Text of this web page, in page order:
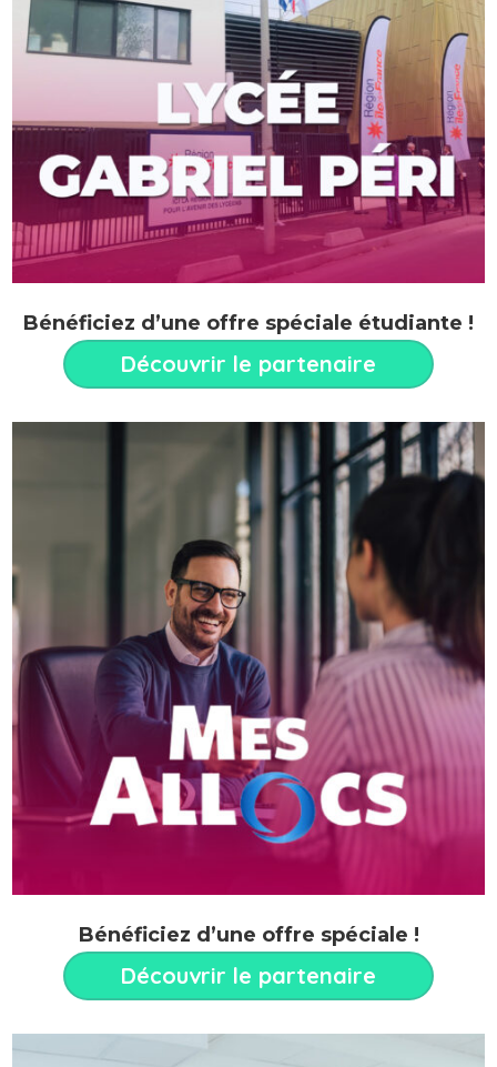
Bénéficiez d’une offre spéciale étudiante !
Découvrir le partenaire
Bénéficiez d’une offre spéciale !
Découvrir le partenaire